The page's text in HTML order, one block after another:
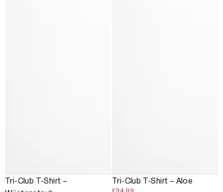
Tri-Club T-Shirt –
Tri-Club T-Shirt – Aloe
£34.99